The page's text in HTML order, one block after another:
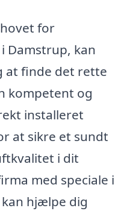
for
Damstrup, kan
at finde det rette
kompetent og
installeret
at sikre et sundt
i dit
med speciale i
hjælpe dig